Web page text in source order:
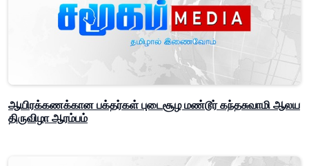
ஆயிரக்கணக்கான பக்தர்கள் புடைசூழ மண்டூர் கந்தசுவாமி ஆலய
திருவிழா ஆரம்பம்